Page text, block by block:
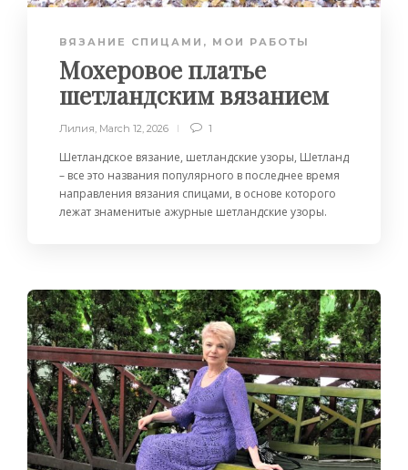
ВЯЗАНИЕ СПИЦАМИ , МОИ РАБОТЫ
Мохеровое платье
шетландским вязанием
Лилия, March 12, 2026 1
Шетландское вязание, шетландские узоры, Шетланд
– все это названия популярного в последнее время
направления вязания спицами, в основе которого
лежат знаменитые ажурные шетландские узоры.